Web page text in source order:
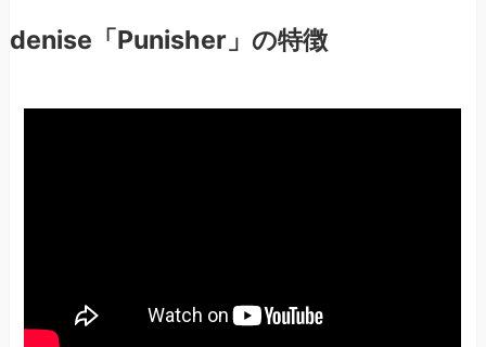
denise「Punisher」の特徴